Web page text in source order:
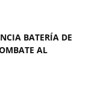
BATERÍA DE
AL